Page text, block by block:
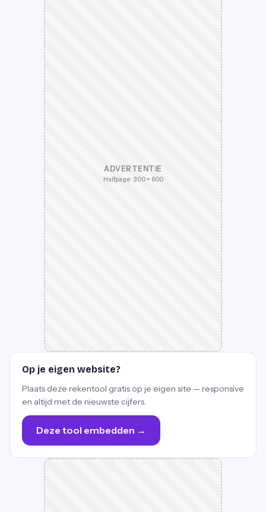
ADVERTENTIE
Halfpage · 300 × 600
Op je eigen website?
Plaats deze rekentool gratis op je eigen site — responsive
en altijd met de nieuwste cijfers.
Deze tool embedden →